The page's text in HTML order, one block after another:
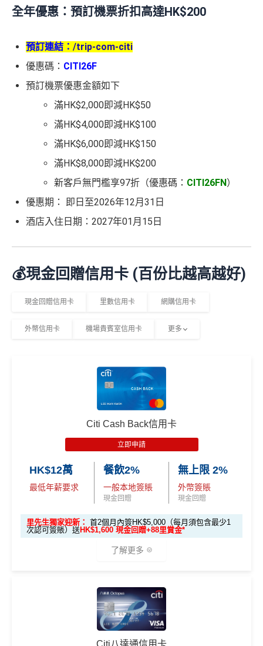
全年優惠：預訂機票折扣高達HK$200
預訂連結： /trip-com-citi
優惠碼： CITI26F
預訂機票優惠金額如下
滿HK$2,000即減HK$50
滿HK$4,000即減HK$100
滿HK$6,000即減HK$150
滿HK$8,000即減HK$200
新客戶無門檻享97折（優惠碼： CITI26FN）
優惠期： 即日至2026年12月31日
酒店入住日期：2027年01月15日
💰現金回贈信用卡 (百份比越高越好)
現金回贈信用卡 里數信用卡 網購信用卡
外幣信用卡 機場貴賓室信用卡 更多
Citi Cash Back信用卡
立即申請
HK$12萬
最低年薪要求
餐飲2%
一般本地簽賬
現金回贈
無上限 2%
外幣簽賬
現金回贈
里先生獨家迎新： 首2個月內簽HK$5,000（每月須包含最少1
次認可簽賬）送HK$1,600 現金回贈+88里賞金*
了解更多
2026年7月1日至9月30日
MrMiles.hk/citi-cash-back-apply